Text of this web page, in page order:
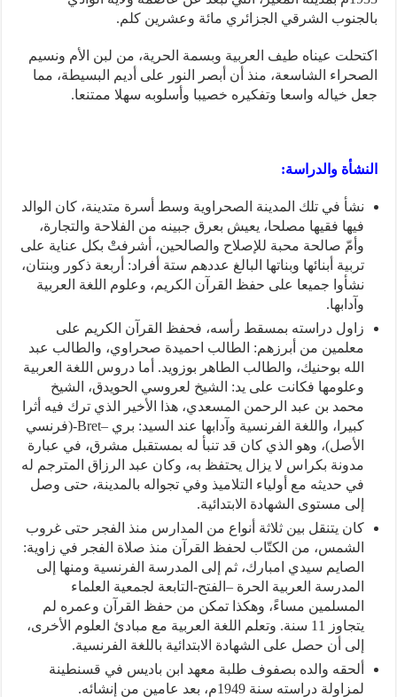
بالجنوب الشرقي الجزائري مائة وعشرين كلم.
اكتحلت عيناه طيف العربية وبسمة الحرية، من لبن الأم ونسيم
الصحراء الشاسعة، منذ أن أبصر النور على أديم البسيطة، مما
جعل خياله واسعا وتفكيره خصيبا وأسلوبه سهلا ممتنعا.
النشأة والدراسة:
نشأ في تلك المدينة الصحراوية وسط أسرة متدينة، كان الوالد
فيها فقيها مصلحا، يعيش بعرق جبينه من الفلاحة والتجارة،
وأمّ صالحة محبة للإصلاح والصالحين، أشرفتْ بكل عناية على
تربية أبنائها وبناتها البالغ عددهم ستة أفراد: أربعة ذكور وبنتان،
نشأوا جميعا على حفظ القرآن الكريم، وعلوم اللغة العربية
وآدابها.
زاول دراسته بمسقط رأسه، فحفظ القرآن الكريم على
معلمين من أبرزهم: الطالب احميدة صحراوي، والطالب عبد
الله بوحنيك، والطالب الطاهر بوزويد. أما دروس اللغة العربية
وعلومها فكانت على يد: الشيخ لعروسي الحويدق، الشيخ
محمد بن عبد الرحمن المسعدي، هذا الأخير الذي ترك فيه أثرا
كبيرا، واللغة الفرنسية وآدابها عند السيد: بري –Bret-(فرنسي
الأصل)، وهو الذي كان قد تنبأ له بمستقبل مشرق، في عبارة
مدونة بكراس لا يزال يحتفظ به، وكان عبد الرزاق المترجم له
في حديثه مع أولياء التلاميذ وفي تجواله بالمدينة، حتى وصل
إلى مستوى الشهادة الابتدائية.
كان يتنقل بين ثلاثة أنواع من المدارس منذ الفجر حتى غروب
الشمس، من الكتّاب لحفظ القرآن منذ صلاة الفجر في زاوية:
الصايم سيدي امبارك، ثم إلى المدرسة الفرنسية ومنها إلى
المدرسة العربية الحرة –الفتح-التابعة لجمعية العلماء
المسلمين مساءً، وهكذا تمكن من حفظ القرآن وعمره لم
يتجاوز 11 سنة. وتعلم اللغة العربية مع مبادئ العلوم الأخرى،
إلى أن حصل على الشهادة الابتدائية باللغة الفرنسية.
ألحقه والده بصفوف طلبة معهد ابن باديس في قسنطينة
لمزاولة دراسته سنة 1949م، بعد عامين من إنشائه.